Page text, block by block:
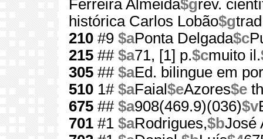
Ferreira Almeida$grev.
histórica Carlos Lobão$g
210 #9 $aPonta Delgada$c
215 ## $a71, [1] p.$cmuito il.
305 ## $aEd. bilingue em
510 1# $aFaial$eAzores$e
675 ## $a908(469.9)(036)$v
701 #1 $aRodrigues,$bJosé